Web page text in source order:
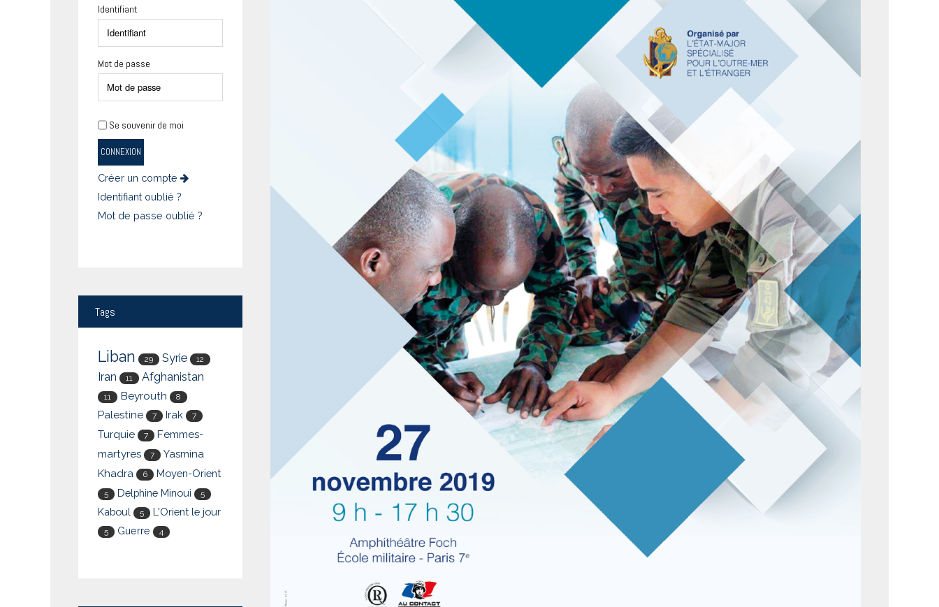
Identifiant
Mot de passe
Se souvenir de moi
CONNEXION
Créer un compte
Identifiant oublié ?
Mot de passe oublié ?
Tags
Liban 29 Syrie 12
Iran 11 Afghanistan
11 Beyrouth 8
Palestine 7 Irak 7
Turquie 7
Femmes-
martyres
7
Yasmina
Khadra
6 Moyen-Orient
5 Delphine Minoui 5
Kaboul 5 L'Orient le jour
5 Guerre 4